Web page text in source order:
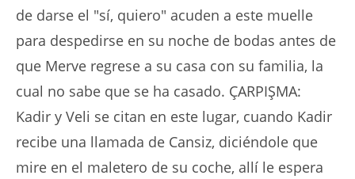
de darse el "sí, quiero" acuden a este muelle
para despedirse en su noche de bodas antes de
que Merve regrese a su casa con su familia, la
cual no sabe que se ha casado. ÇARPIŞMA:
Kadir y Veli se citan en este lugar, cuando Kadir
recibe una llamada de Cansiz, diciéndole que
mire en el maletero de su coche, allí le espera